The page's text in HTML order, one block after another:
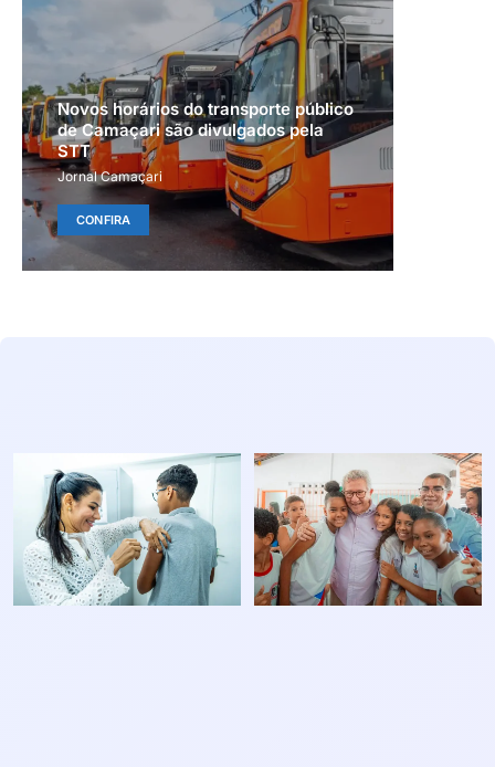
Novos horários do transporte público
de Camaçari são divulgados pela
STT
Jornal Camaçari
CONFIRA